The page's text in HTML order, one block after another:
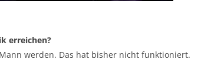
erreichen?
werden. Das hat bisher nicht funktioniert.